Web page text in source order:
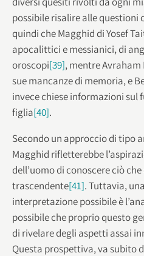
possibile risalire alle questioni
quindi che Magghid di Yosef
apocalittici e messianici, di
oroscopi[39], mentre
sue mancanze di memoria, e
invece chiese informazioni
figlia[40].
Secondo un approccio di tipo
Magghid rifletterebbe
dell’uomo di conoscere ciò
trascendente[41]. Tuttavia,
interpretazione possibile è
possibile che proprio questo
di rivelare degli aspetti assai
Questa prospettiva, va subito